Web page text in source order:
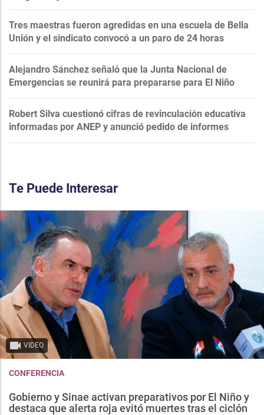
Tres maestras fueron agredidas en una escuela de Bella
Unión y el sindicato convocó a un paro de 24 horas
Alejandro Sánchez señaló que la Junta Nacional de
Emergencias se reunirá para prepararse para El Niño
Robert Silva cuestionó cifras de revinculación educativa
informadas por ANEP y anunció pedido de informes
Te Puede Interesar
VIDEO
CONFERENCIA
Gobierno y Sinae activan preparativos por El Niño y
destaca que alerta roja evitó muertes tras el ciclón